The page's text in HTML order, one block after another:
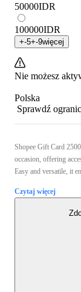
50000IDR
100000IDR
+-5+-9więcej
Nie możesz
Polska
Sprawdź
Shopee Gift Card
occasion, offering
Easy and versatile, it
Czytaj więcej